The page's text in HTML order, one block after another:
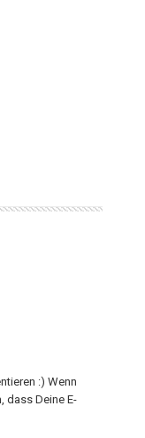
:) Wenn
dass Deine E-